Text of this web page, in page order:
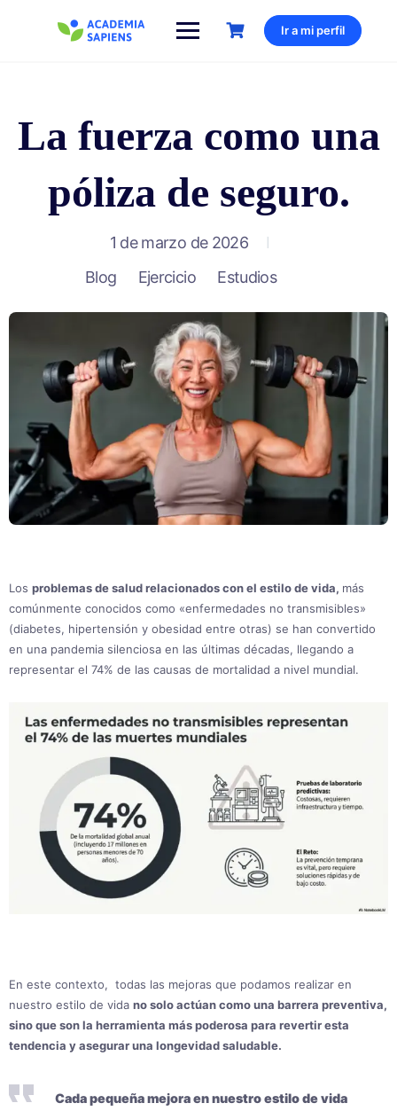
Ir a mi perfil
La fuerza como una
póliza de seguro.
1 de marzo de 2026
Blog
Ejercicio Estudios
Los problemas de salud relacionados con el estilo de vida, más
comúnmente conocidos como «enfermedades no transmisibles»
(diabetes, hipertensión y obesidad entre otras) se han convertido
en una pandemia silenciosa en las últimas décadas, llegando a
representar el 74% de las causas de mortalidad a nivel mundial.
En este contexto, todas las mejoras que podamos realizar en
nuestro estilo de vida no solo actúan como una barrera preventiva,
sino que son la herramienta más poderosa para revertir esta
tendencia y asegurar una longevidad saludable.
Cada pequeña mejora en nuestro estilo de vida